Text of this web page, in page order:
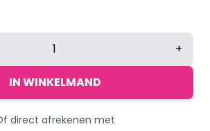
+
IN WINKELMAND
direct afrekenen met